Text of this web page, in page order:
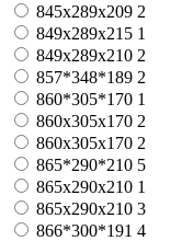
845х289х209 2
849x289x215 1
849х289х210 2
857*348*189 2
860*305*170 1
860x305x170 2
860х305х170 2
865*290*210 5
865x290x210 1
865х290х210 3
866*300*191 4